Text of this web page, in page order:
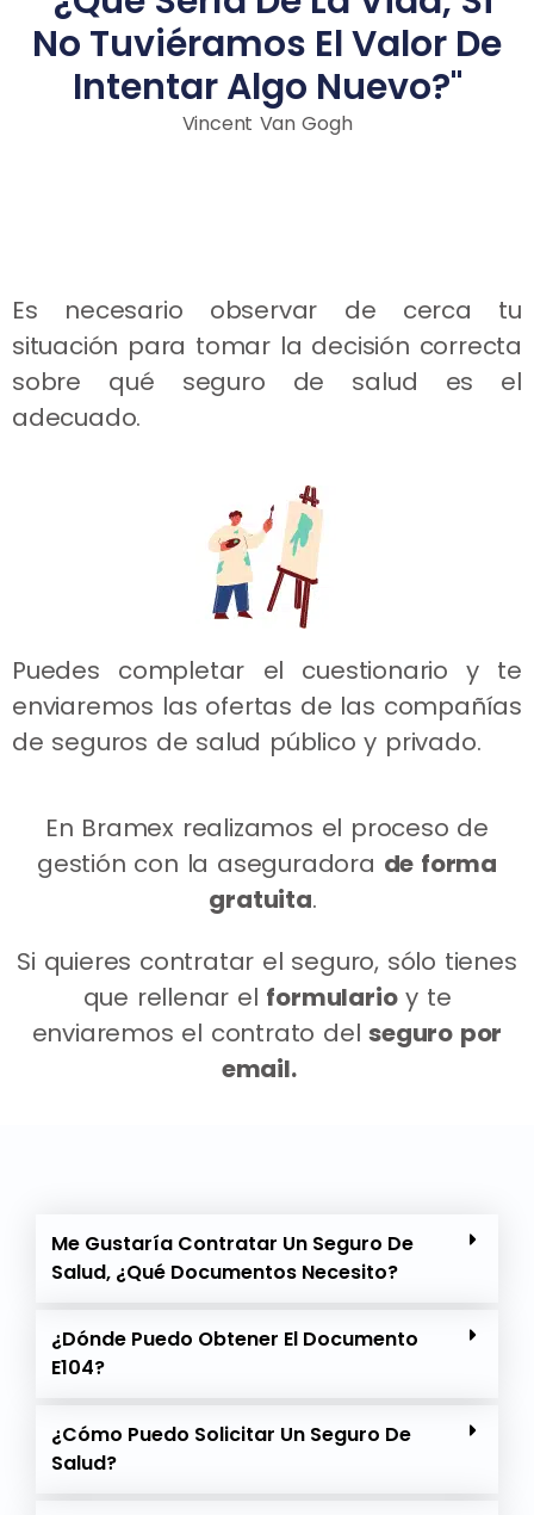
No Tuviéramos El Valor De
Intentar Algo Nuevo?"
Vincent Van Gogh
Es necesario observar de cerca tu
situación para tomar la decisión correcta
sobre qué seguro de salud es el
adecuado.
Puedes completar el cuestionario y te
enviaremos las ofertas de las compañías
de seguros de salud público y privado.
En Bramex realizamos el proceso de
gestión con la aseguradora de forma
gratuita.
Si quieres contratar el seguro, sólo tienes
que rellenar el formularioy te
enviaremos el contrato delseguro por
email.
Me Gustaría Contratar Un Seguro De
Salud, ¿qué Documentos Necesito?
¿Dónde Puedo Obtener El Documento
E104?
¿Cómo Puedo Solicitar Un Seguro De
Salud?